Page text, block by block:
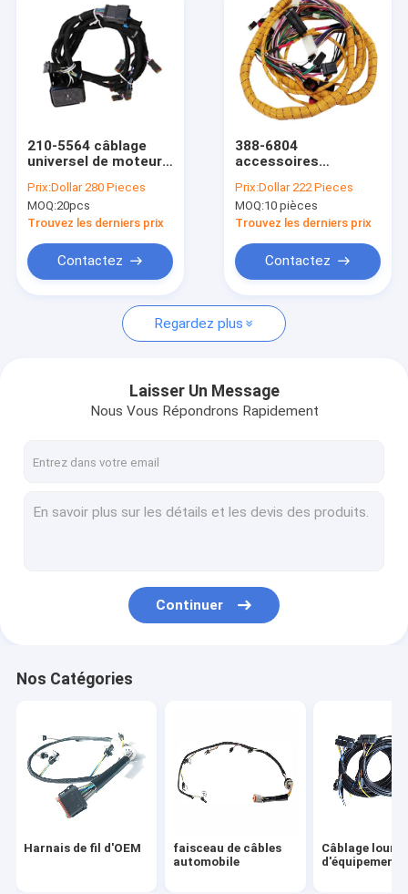
Produits
Au sujet de nous
Visite d'usine
Nouvelles
Cas
Harnais de fil d'OEM
Câblage lourd d'équipement
Câblage de camion
Câblage d'appareil ménager
Câblage de moto
Harnais médical de fil
câblage universel
Connecteur de harnais de fil
210-5564 câblage
universel de moteur
industriel 3126E C7
Prix:Dollar 280 Pieces
MOQ:20pcs
Trouvez les derniers prix
Contactez
388-6804
accessoires
faisceau de câblage
universel
d'équipement
Prix:Dollar 222 Pieces
MOQ:10 pièces
Trouvez les derniers prix
Contactez
Regardez plus
Laisser Un Message
Nous Vous Répondrons Rapidement
Continuer
Nos Catégories
Harnais de fil d'OEM
faisceau de câbles
automobile
Câblage lourd
d'équipement